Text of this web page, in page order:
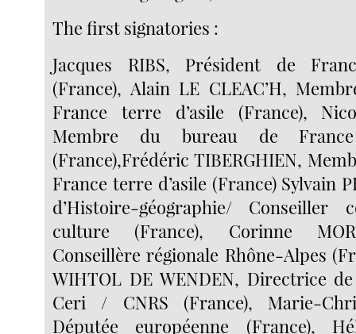
The first signatories :
Jacques RIBS, Président de
(France), Alain LE CLEAC’H,
France terre d’asile (France),
Membre du bureau de
(France),Frédéric TIBERGHIEN,
France terre d’asile (France) Sylvain
d’Histoire-géographie/
culture (France), Corinne
Conseillère régionale Rhône-Alpes
WIHTOL DE WENDEN, Directrice
Ceri / CNRS (France), Marie-
Députée européenne (France),